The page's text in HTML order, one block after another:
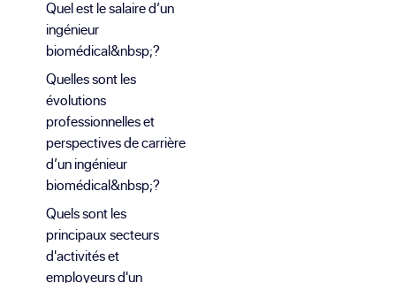
Quel est le salaire d’un
ingénieur
biomédical&nbsp;?
Quelles sont les
évolutions
professionnelles et
perspectives de carrière
d’un ingénieur
biomédical&nbsp;?
Quels sont les
principaux secteurs
d'activités et
employeurs d'un